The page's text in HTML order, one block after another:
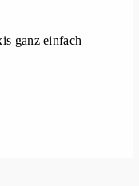
ganz einfach